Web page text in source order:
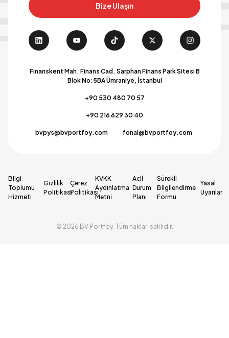
Bize Ulaşın
Finanskent Mah. Finans Cad. Sarphan Finans Park Sitesi B
Blok No:5BA Ümraniye, İstanbul
+90 530 480 70 57
+90 216 629 30 40
bvpys@bvportfoy.com fonal@bvportfoy.com
Bilgi
Toplumu
Hizmeti
Gizlilik
Politikası
Çerez
Politikası
KVKK
Aydınlatma
Metni
Acil
Durum
Planı
Sürekli
Bilgilendirme
Formu
Yasal
Uyarılar
© 2026 BV Portföy. Tüm hakları saklıdır.